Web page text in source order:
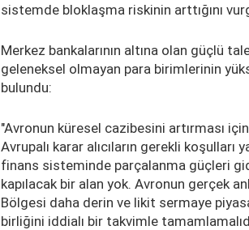
sistemde bloklaşma riskinin arttığını
Merkez bankalarının altına olan güçlü
geleneksel olmayan para birimlerinin
bulundu:
"Avronun küresel cazibesini artırması
Avrupalı karar alıcıların gerekli
finans sisteminde parçalanma güçleri
kapılacak bir alan yok. Avronun gerçek
Bölgesi daha derin ve likit sermaye
birliğini iddialı bir takvimle